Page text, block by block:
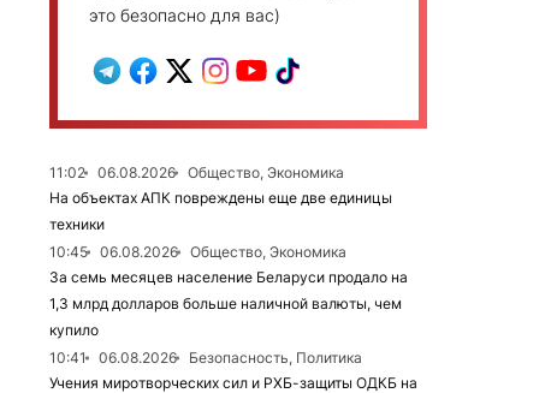
это безопасно для вас)
11:02 06.08.2026
Общество, Экономика
На объектах АПК повреждены еще две единицы
техники
10:45
06.08.2026
Общество, Экономика
За семь месяцев население Беларуси продало на
1,3 млрд долларов больше наличной валюты, чем
купило
10:41
06.08.2026
Безопасность, Политика
Учения миротворческих сил и РХБ-защиты ОДКБ на